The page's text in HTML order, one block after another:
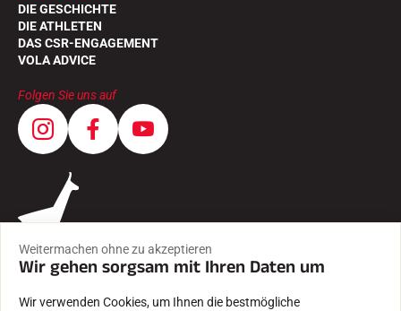
DIE GESCHICHTE
DIE ATHLETEN
DAS CSR-ENGAGEMENT
VOLA ADVICE
Folgen Sie uns auf
Weitermachen ohne zu akzeptieren
Wir gehen sorgsam mit Ihren Daten um
Wir verwenden Cookies, um Ihnen die bestmögliche